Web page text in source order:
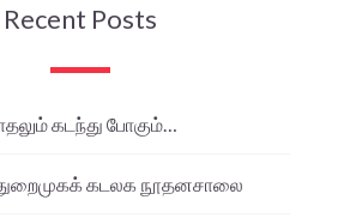
Recent Posts
கடந்து போகும்…
கடலக நூதனசாலை